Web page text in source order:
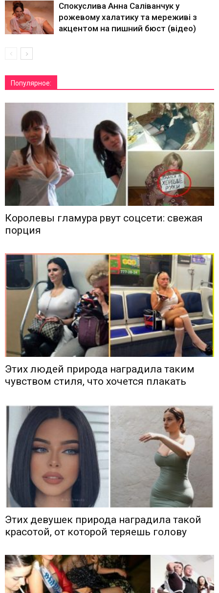
Спокуслива Анна Саліванчук у
рожевому халатику та мереживі з
акцентом на пишний бюст (відео)
Популярное:
Королевы гламура рвут соцсети: свежая
порция
Этих людей природа наградила таким
чувством стиля, что хочется плакать
Этих девушек природа наградила такой
красотой, от которой теряешь голову